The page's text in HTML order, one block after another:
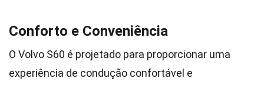
Conforto e Conveniência
O Volvo S60 é projetado para proporcionar uma
experiência de condução confortável e